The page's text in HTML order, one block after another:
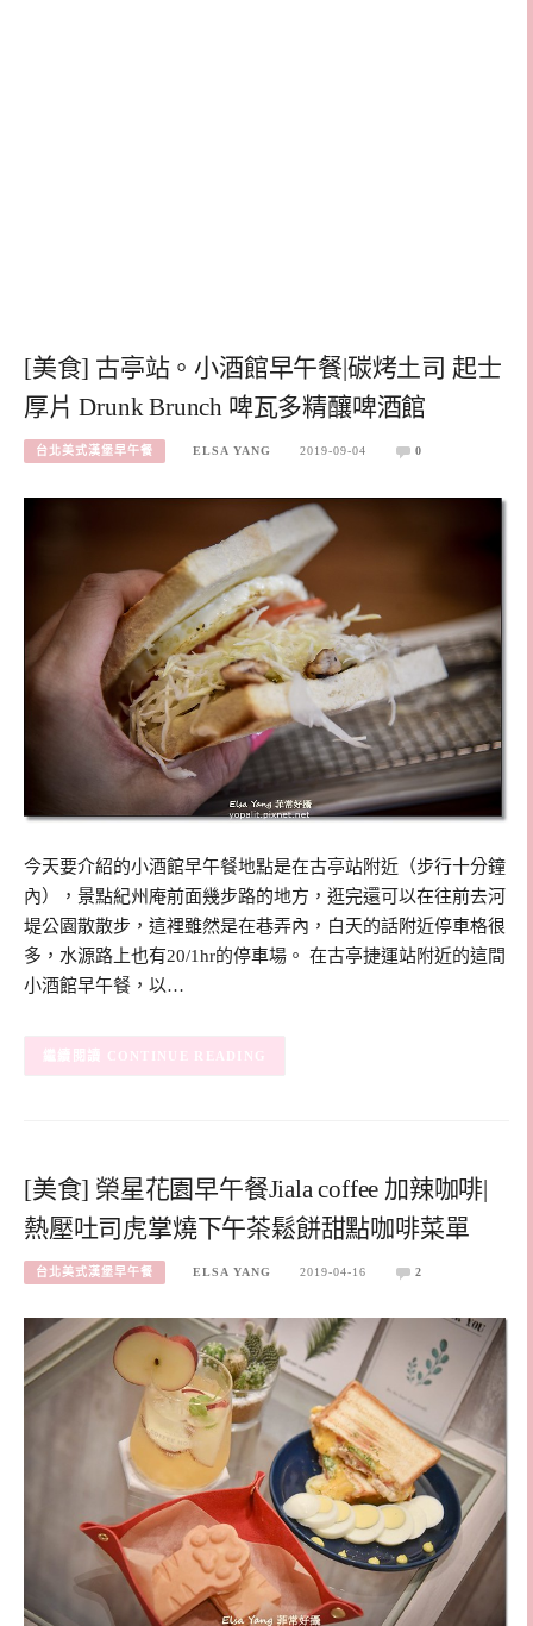
[美食] 古亭站。小酒館早午餐|碳烤土司 起士
厚片 Drunk Brunch 啤瓦多精釀啤酒館
台北美式漢堡早午餐 ELSA YANG 2019-09-04 0
今天要介紹的小酒館早午餐地點是在古亭站附近（步行十分鐘
內），景點紀州庵前面幾步路的地方，逛完還可以在往前去河
堤公園散散步，這裡雖然是在巷弄內，白天的話附近停車格很
多，水源路上也有20/1hr的停車場。 在古亭捷運站附近的這間
小酒館早午餐，以…
CONTINUE READING
[美食] 榮星花園早午餐Jiala coffee 加辣咖啡|
熱壓吐司虎掌燒下午茶鬆餅甜點咖啡菜單
台北美式漢堡早午餐 ELSA YANG 2019-04-16 2